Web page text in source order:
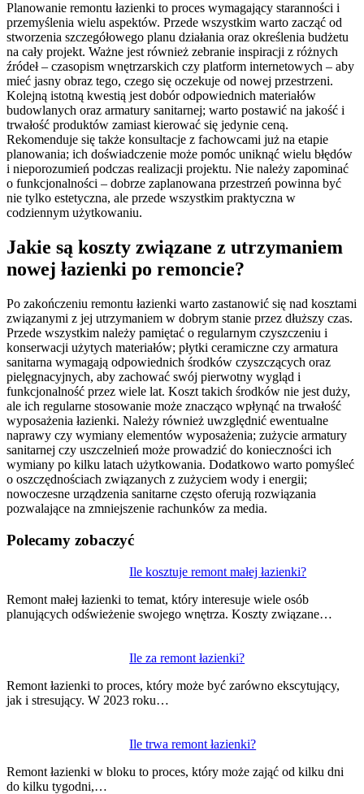
Planowanie remontu łazienki to proces wymagający staranności i
przemyślenia wielu aspektów. Przede wszystkim warto zacząć od
stworzenia szczegółowego planu działania oraz określenia budżetu
na cały projekt. Ważne jest również zebranie inspiracji z różnych
źródeł – czasopism wnętrzarskich czy platform internetowych – aby
mieć jasny obraz tego, czego się oczekuje od nowej przestrzeni.
Kolejną istotną kwestią jest dobór odpowiednich materiałów
budowlanych oraz armatury sanitarnej; warto postawić na jakość i
trwałość produktów zamiast kierować się jedynie ceną.
Rekomenduje się także konsultacje z fachowcami już na etapie
planowania; ich doświadczenie może pomóc uniknąć wielu błędów
i nieporozumień podczas realizacji projektu. Nie należy zapominać
o funkcjonalności – dobrze zaplanowana przestrzeń powinna być
nie tylko estetyczna, ale przede wszystkim praktyczna w
codziennym użytkowaniu.
Jakie są koszty związane z utrzymaniem
nowej łazienki po remoncie?
Po zakończeniu remontu łazienki warto zastanowić się nad kosztami
związanymi z jej utrzymaniem w dobrym stanie przez dłuższy czas.
Przede wszystkim należy pamiętać o regularnym czyszczeniu i
konserwacji użytych materiałów; płytki ceramiczne czy armatura
sanitarna wymagają odpowiednich środków czyszczących oraz
pielęgnacyjnych, aby zachować swój pierwotny wygląd i
funkcjonalność przez wiele lat. Koszt takich środków nie jest duży,
ale ich regularne stosowanie może znacząco wpłynąć na trwałość
wyposażenia łazienki. Należy również uwzględnić ewentualne
naprawy czy wymiany elementów wyposażenia; zużycie armatury
sanitarnej czy uszczelnień może prowadzić do konieczności ich
wymiany po kilku latach użytkowania. Dodatkowo warto pomyśleć
o oszczędnościach związanych z zużyciem wody i energii;
nowoczesne urządzenia sanitarne często oferują rozwiązania
pozwalające na zmniejszenie rachunków za media.
Polecamy zobaczyć
Ile kosztuje remont małej łazienki?
Remont małej łazienki to temat, który interesuje wiele osób
planujących odświeżenie swojego wnętrza. Koszty związane…
Ile za remont łazienki?
Remont łazienki to proces, który może być zarówno ekscytujący,
jak i stresujący. W 2023 roku…
Ile trwa remont łazienki?
Remont łazienki w bloku to proces, który może zająć od kilku dni
do kilku tygodni,…
wpisu